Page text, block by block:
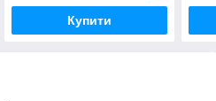
Купити